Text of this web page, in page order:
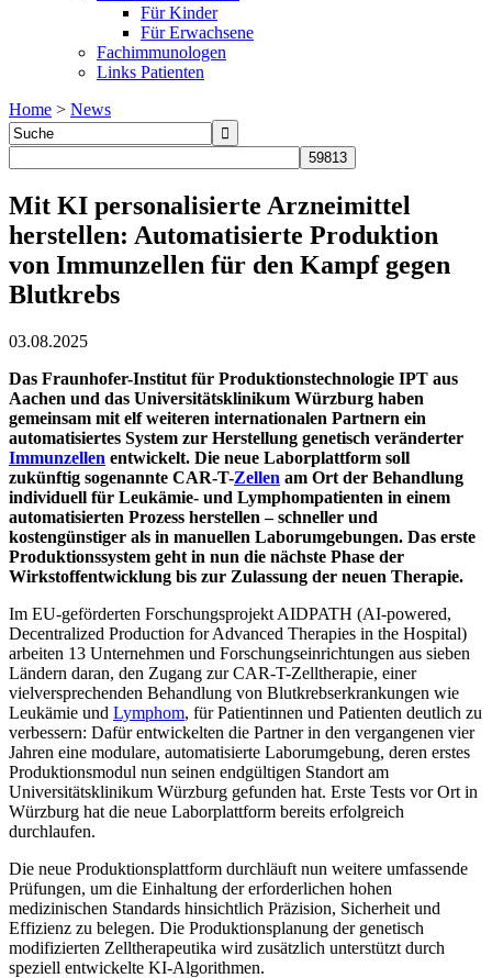
Für Kinder
Für Erwachsene
Fachimmunologen
Links Patienten
Home > News
Mit KI personalisierte Arzneimittel
herstellen: Automatisierte Produktion
von Immunzellen für den Kampf gegen
Blutkrebs
03.08.2025
Das Fraunhofer-Institut für Produktionstechnologie IPT aus
Aachen und das Universitätsklinikum Würzburg haben
gemeinsam mit elf weiteren internationalen Partnern ein
automatisiertes System zur Herstellung genetisch veränderter
Immunzellen entwickelt. Die neue Laborplattform soll
zukünftig sogenannte CAR-T-Zellen am Ort der Behandlung
individuell für Leukämie- und Lymphompatienten in einem
automatisierten Prozess herstellen – schneller und
kostengünstiger als in manuellen Laborumgebungen. Das erste
Produktionssystem geht in nun die nächste Phase der
Wirkstoffentwicklung bis zur Zulassung der neuen Therapie.
Im EU-geförderten Forschungsprojekt AIDPATH (AI-powered,
Decentralized Production for Advanced Therapies in the Hospital)
arbeiten 13 Unternehmen und Forschungseinrichtungen aus sieben
Ländern daran, den Zugang zur CAR-T-Zelltherapie, einer
vielversprechenden Behandlung von Blutkrebserkrankungen wie
Leukämie und Lymphom, für Patientinnen und Patienten deutlich zu
verbessern: Dafür entwickelten die Partner in den vergangenen vier
Jahren eine modulare, automatisierte Laborumgebung, deren erstes
Produktionsmodul nun seinen endgültigen Standort am
Universitätsklinikum Würzburg gefunden hat. Erste Tests vor Ort in
Würzburg hat die neue Laborplattform bereits erfolgreich
durchlaufen.
Die neue Produktionsplattform durchläuft nun weitere umfassende
Prüfungen, um die Einhaltung der erforderlichen hohen
medizinischen Standards hinsichtlich Präzision, Sicherheit und
Effizienz zu belegen. Die Produktionsplanung der genetisch
modifizierten Zelltherapeutika wird zusätzlich unterstützt durch
speziell entwickelte KI-Algorithmen.